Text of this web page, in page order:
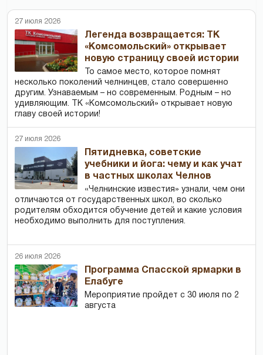
27 июля 2026
Легенда возвращается: ТК
«Комсомольский» открывает
новую страницу своей истории
То самое место, которое помнят
несколько поколений челнинцев, стало совершенно
другим. Узнаваемым – но современным. Родным – но
удивляющим. ТК «Комсомольский» открывает новую
главу своей истории!
27 июля 2026
Пятидневка, советские
учебники и йога: чему и как учат
в частных школах Челнов
«Челнинские известия» узнали, чем они
отличаются от государственных школ, во сколько
родителям обходится обучение детей и какие условия
необходимо выполнить для поступления.
26 июля 2026
Программа Спасской ярмарки в
Елабуге
Мероприятие пройдет с 30 июля по 2
августа